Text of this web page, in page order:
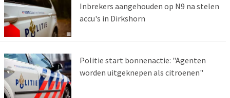
Inbrekers aangehouden op N9 na stelen
accu's in Dirkshorn
Politie start bonnenactie: "Agenten
worden uitgeknepen als citroenen"